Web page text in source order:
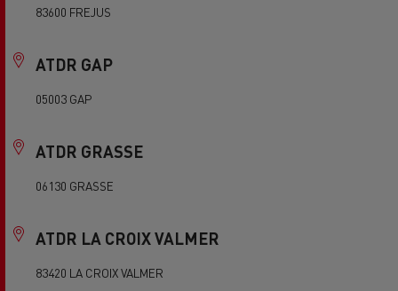
83600 FREJUS
ATDR GAP
05003 GAP
ATDR GRASSE
06130 GRASSE
ATDR LA CROIX VALMER
83420 LA CROIX VALMER